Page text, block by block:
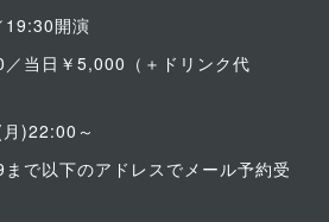
開演
当日￥5,000（＋ドリンク代
)22:00～
で以下のアドレスでメール予約受